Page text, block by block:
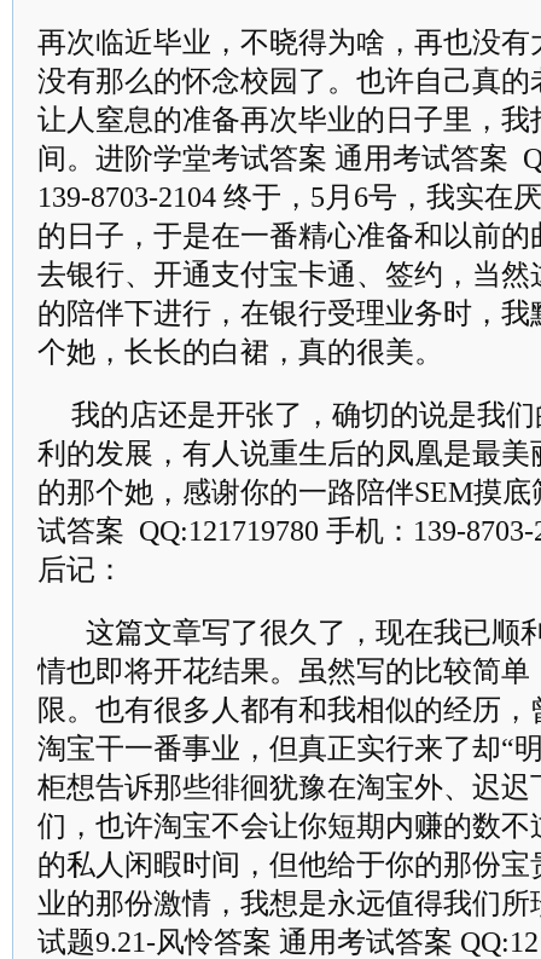
再次临近毕业，不晓得为啥，再也没
没有那么的怀念校园了。也许自己真
让人窒息的准备再次毕业的日子里，
间。进阶学堂考试答案 通用考试答案
139-8703-2104 终于，5月6号，我实在
的日子，于是在一番精心准备和以前
去银行、开通支付宝卡通、签约，当
的陪伴下进行，在银行受理业务时，
个她，长长的白裙，真的很美。
我的店还是开张了，确切的说是我
利的发展，有人说重生后的凤凰是最
的那个她，感谢你的一路陪伴SEM摸
试答案 QQ:121719780 手机：139-8703-
后记：
这篇文章写了很久了，现在我已顺
情也即将开花结果。虽然写的比较简
限。也有很多人都有和我相似的经历
淘宝干一番事业，但真正实行来了却“
柜想告诉那些徘徊犹豫在淘宝外、迟
们，也许淘宝不会让你短期内赚的数
的私人闲暇时间，但他给于你的那份
业的那份激情，我想是永远值得我们所
试题9.21-风怜答案 通用考试答案